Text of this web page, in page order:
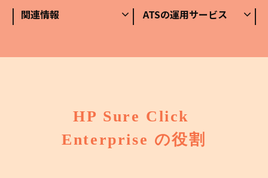
関連情報 ATSの運用サービス
HP Sure Click
Enterprise の役割